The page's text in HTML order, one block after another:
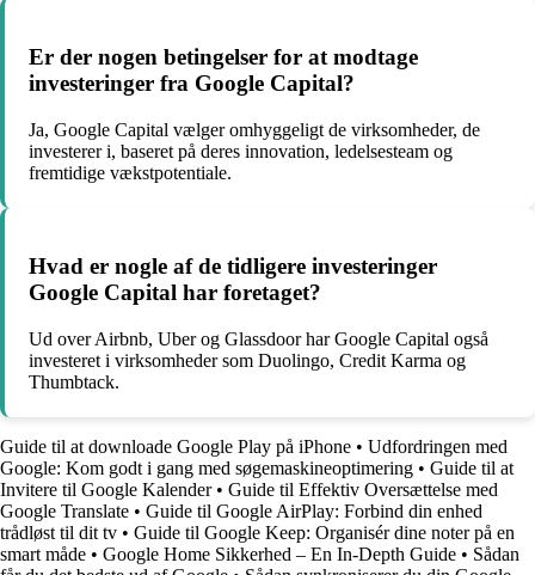
Er der nogen betingelser for at modtage
investeringer fra Google Capital?
Ja, Google Capital vælger omhyggeligt de virksomheder, de
investerer i, baseret på deres innovation, ledelsesteam og
fremtidige vækstpotentiale.
Hvad er nogle af de tidligere investeringer
Google Capital har foretaget?
Ud over Airbnb, Uber og Glassdoor har Google Capital også
investeret i virksomheder som Duolingo, Credit Karma og
Thumbtack.
Guide til at downloade Google Play på iPhone • Udfordringen med
Google: Kom godt i gang med søgemaskineoptimering • Guide til at
Invitere til Google Kalender• Guide til Effektiv Oversættelse med
Google Translate • Guide til Google AirPlay: Forbind din enhed
trådløst til dit tv • Guide til Google Keep: Organisér dine noter på en
smart måde • Google Home Sikkerhed – En In-Depth Guide • Sådan